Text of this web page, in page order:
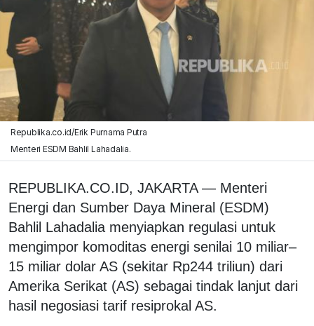
Republika.co.id/Erik Purnama Putra
Menteri ESDM Bahlil Lahadalia.
REPUBLIKA.CO.ID, JAKARTA — Menteri
Energi dan Sumber Daya Mineral (ESDM)
Bahlil Lahadalia menyiapkan regulasi untuk
mengimpor komoditas energi senilai 10 miliar–
15 miliar dolar AS (sekitar Rp244 triliun) dari
Amerika Serikat (AS) sebagai tindak lanjut dari
hasil negosiasi tarif resiprokal AS.